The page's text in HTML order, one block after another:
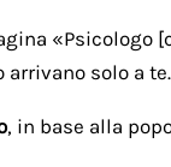
«Psicologo
solo a te.
, in base alla